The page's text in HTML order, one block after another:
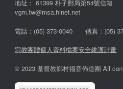
地址： 61399 朴子郵局第54號信箱
vgm.tw@msa.hinet.net
電話：(05) 373-0040 傳真：(05)
宗教團體個人資料檔案安全維護計畫
© 2023 基督教鄉村福音佈道團 All